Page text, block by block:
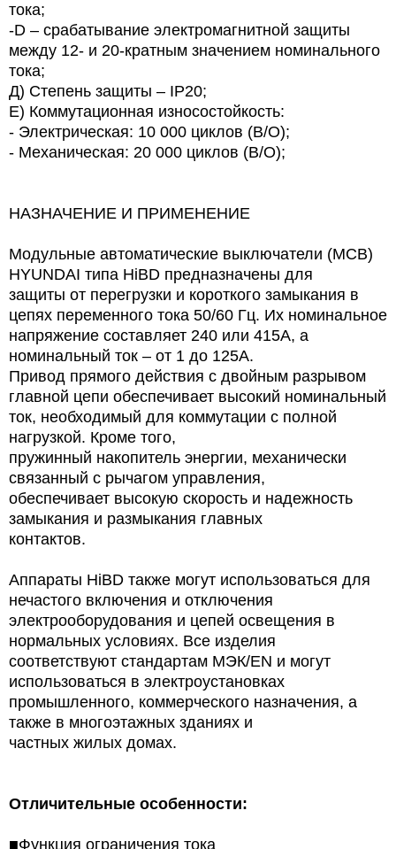
тока;
-D – срабатывание электромагнитной защиты
между 12- и 20-кратным значением номинального
тока;
Д) Степень защиты – IP20;
Е) Коммутационная износостойкость:
- Электрическая: 10 000 циклов (В/О);
- Механическая: 20 000 циклов (В/О);
НАЗНАЧЕНИЕ И ПРИМЕНЕНИЕ
Модульные автоматические выключатели (МСВ)
HYUNDAI типа HiBD предназначены для
защиты от перегрузки и короткого замыкания в
цепях переменного тока 50/60 Гц. Их номинальное
напряжение составляет 240 или 415А, а
номинальный ток – от 1 до 125А.
Привод прямого действия с двойным разрывом
главной цепи обеспечивает высокий номинальный
ток, необходимый для коммутации с полной
нагрузкой. Кроме того,
пружинный накопитель энергии, механически
связанный с рычагом управления,
обеспечивает высокую скорость и надежность
замыкания и размыкания главных
контактов.
Аппараты HiBD также могут использоваться для
нечастого включения и отключения
электрооборудования и цепей освещения в
нормальных условиях. Все изделия
соответствуют стандартам МЭК/EN и могут
использоваться в электроустановках
промышленного, коммерческого назначения, а
также в многоэтажных зданиях и
частных жилых домах.
Отличительные особенности:
■Функция ограничения тока